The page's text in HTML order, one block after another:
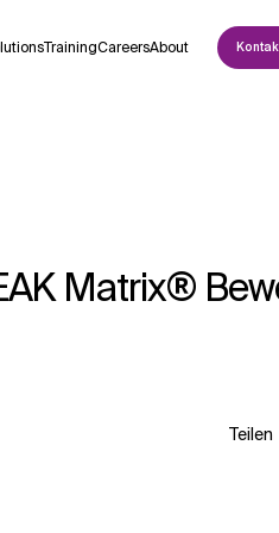
TrainingCareersAbout
Matrix®
Teilen